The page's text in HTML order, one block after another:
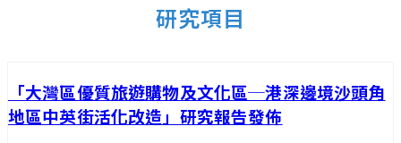
研究項目
「大灣區優質旅遊購物及文化區─港深邊境沙頭角
地區中英街活化改造」研究報告發佈